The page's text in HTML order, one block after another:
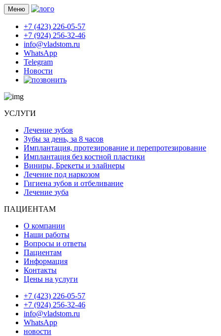
Меню
+7 (423) 226-05-57
+7 (924) 256-32-46
info@vladstom.ru
WhatsApp
Telegram
Новости
УСЛУГИ
Лечение зубов
Зубы за день, за 8 часов
Имплантация, протезирование и перепротезирование
Имплантация без костной пластики
Виниры, Брекеты и элайнеры
Лечение под наркозом
Гигиена зубов и отбеливание
Лечение зуба
ПАЦИЕНТАМ
О компании
Наши работы
Вопросы и ответы
Пациентам
Информация
Контакты
Цены на услуги
+7 (423) 226-05-57
+7 (924) 256-32-46
info@vladstom.ru
WhatsApp
новости